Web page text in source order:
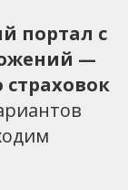
портал с
—